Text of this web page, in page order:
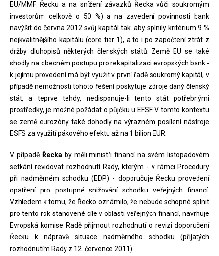
EU/MMF Řecku a na snížení závazků Řecka vůči soukromým
investorům celkově o 50 %) a na zavedení povinnosti bank
navýšit do června 2012 svůj kapitál tak, aby splnily kritérium 9 %
nejkvalitnějšího kapitálu (core tier 1), a to i po započtení ztrát z
držby dluhopisů některých členských států. Země EU se také
shodly na obecném postupu pro rekapitalizaci evropských bank -
k jejímu provedení má být využit v první řadě soukromý kapitál, v
případě nemožnosti tohoto řešení poskytuje zdroje daný členský
stát, a teprve tehdy, nedisponuje-li tento stát potřebnými
prostředky, je možné požádat o půjčku u EFSF. V tomto kontextu
se země eurozóny také dohodly na výrazném posílení nástroje
ESFS za využití pákového efektu až na 1 bilion EUR.
V případě Řecka by měli ministři financí na svém listopadovém
setkání revidovat rozhodnutí Rady, kterým - v rámci Procedury
při nadměrném schodku (EDP) - doporučuje Řecku provedení
opatření pro postupné snižování schodku veřejných financí.
Vzhledem k tomu, že Řecko oznámilo, že nebude schopné splnit
pro tento rok stanovené cíle v oblasti veřejných financí, navrhuje
Evropská komise Radě přijmout rozhodnutí o revizi doporučení
Řecku k nápravě situace nadměrného schodku (přijatých
rozhodnutím Rady z 12. července 2011).